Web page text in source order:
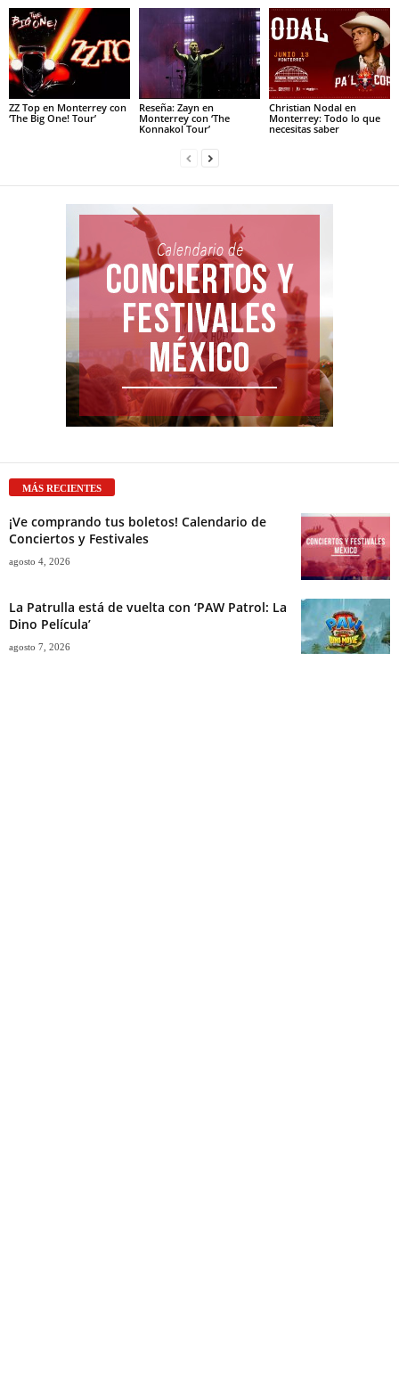
ZZ Top en Monterrey con
‘The Big One! Tour’
Reseña: Zayn en
Monterrey con ‘The
Konnakol Tour’
Christian Nodal en
Monterrey: Todo lo que
necesitas saber
MÁS RECIENTES
¡Ve comprando tus boletos! Calendario de
Conciertos y Festivales
agosto 4, 2026
La Patrulla está de vuelta con ‘PAW Patrol: La
Dino Película’
agosto 7, 2026